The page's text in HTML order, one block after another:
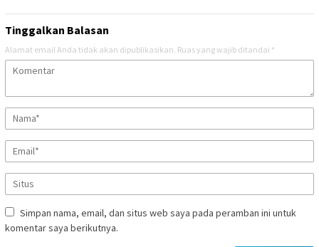
Tinggalkan Balasan
Alamat email Anda tidak akan dipublikasikan. Ruas yang wajib ditandai *
Simpan nama, email, dan situs web saya pada peramban ini untuk
komentar saya berikutnya.